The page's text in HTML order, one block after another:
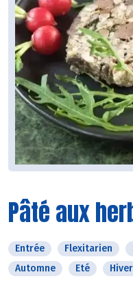
Pâté aux
Entrée Flexitarien
Automne
Eté Hiver